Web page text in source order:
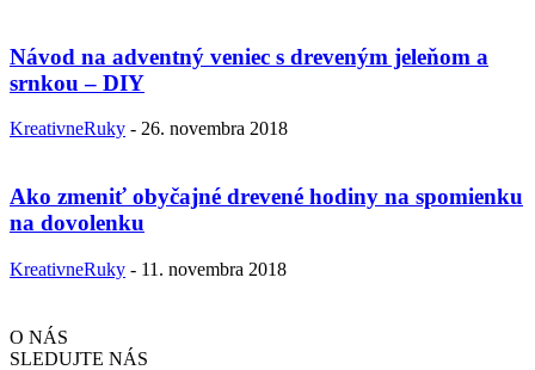
Návod na adventný veniec s dreveným jeleňom a
srnkou – DIY
KreativneRuky - 26. novembra 2018
Ako zmeniť obyčajné drevené hodiny na spomienku
na dovolenku
KreativneRuky - 11. novembra 2018
O NÁS
SLEDUJTE NÁS